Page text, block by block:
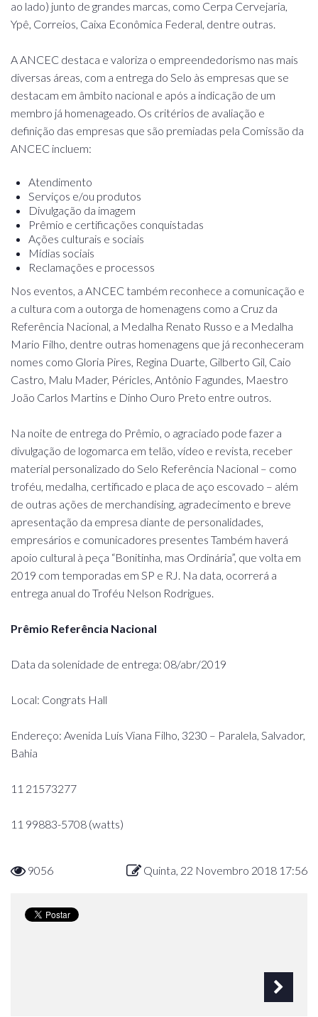
ao lado) junto de grandes marcas, como Cerpa Cervejaria,
Ypê, Correios, Caixa Econômica Federal, dentre outras.
A ANCEC destaca e valoriza o empreendedorismo nas mais
diversas áreas, com a entrega do Selo às empresas que se
destacam em âmbito nacional e após a indicação de um
membro já homenageado. Os critérios de avaliação e
definição das empresas que são premiadas pela Comissão da
ANCEC incluem:
Atendimento
Serviços e/ou produtos
Divulgação da imagem
Prêmio e certificações conquistadas
Ações culturais e sociais
Mídias sociais
Reclamações e processos
Nos eventos, a ANCEC também reconhece a comunicação e
a cultura com a outorga de homenagens como a Cruz da
Referência Nacional, a Medalha Renato Russo e a Medalha
Mario Filho, dentre outras homenagens que já reconheceram
nomes como Gloria Pires, Regina Duarte, Gilberto Gil, Caio
Castro, Malu Mader, Péricles, Antônio Fagundes, Maestro
João Carlos Martins e Dinho Ouro Preto entre outros.
Na noite de entrega do Prêmio, o agraciado pode fazer a
divulgação de logomarca em telão, vídeo e revista, receber
material personalizado do Selo Referência Nacional – como
troféu, medalha, certificado e placa de aço escovado – além
de outras ações de merchandising, agradecimento e breve
apresentação da empresa diante de personalidades,
empresários e comunicadores presentes Também haverá
apoio cultural à peça “Bonitinha, mas Ordinária”, que volta em
2019 com temporadas em SP e RJ. Na data, ocorrerá a
entrega anual do Troféu Nelson Rodrigues.
Prêmio Referência Nacional
Data da solenidade de entrega: 08/abr/2019
Local: Congrats Hall
Endereço: Avenida Luís Viana Filho, 3230 – Paralela, Salvador,
Bahia
11 21573277
11 99883-5708 (watts)
9056 Quinta, 22 Novembro 2018 17:56